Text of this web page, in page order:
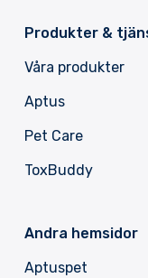
Produkter &
Våra produkter
Aptus
Pet Care
ToxBuddy
Andra hemsidor
Aptuspet